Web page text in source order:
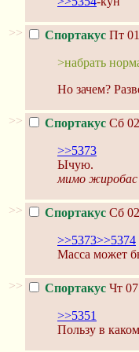
>> Спортакус Пт
>набрать
Но зачем?
>> Спортакус Сб
>>5373
Ычую.
мимо жиробас
>> Спортакус Сб
>>5373>>5374
Масса может
>> Спортакус Чт
>>5351
Пользу в